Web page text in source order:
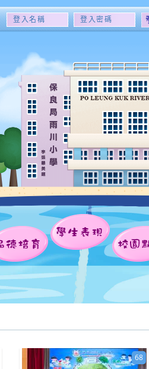
登
名
稱
登
密
碼
品德培育
學生表現
校園
68